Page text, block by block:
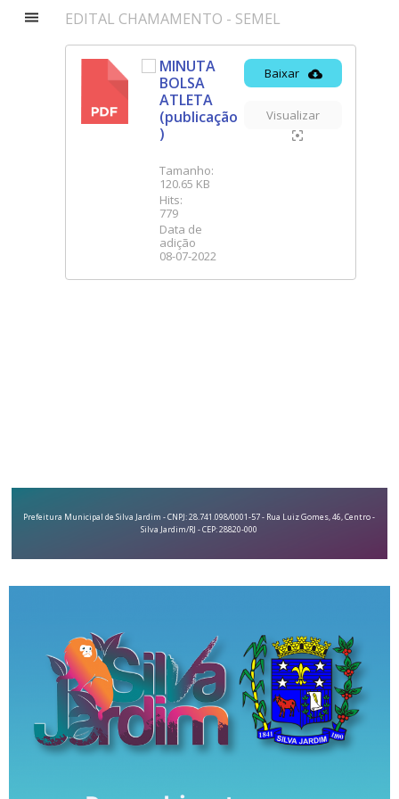
EDITAL CHAMAMENTO - SEMEL
MINUTA
BOLSA
ATLETA
(publicação
)
Tamanho:
120.65 KB
Hits:
779
Data de
adição
08-07-2022
Baixar
Visualizar
Prefeitura Municipal de Silva Jardim - CNPJ: 28.741.098/0001-57 - Rua Luiz Gomes, 46, Centro -
Silva Jardim/RJ - CEP: 28820-000